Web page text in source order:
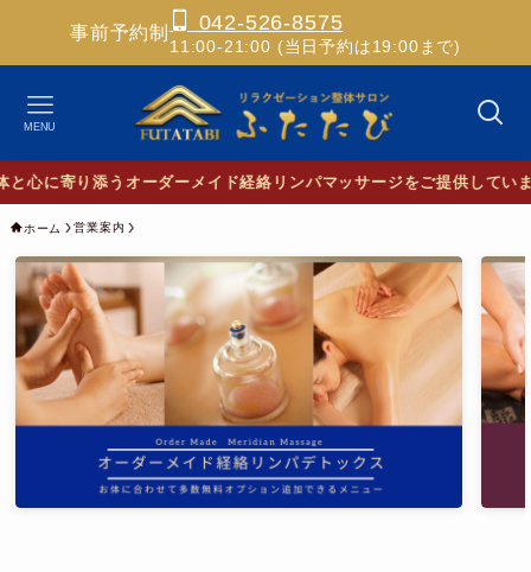
事前予約制 042-526-8575
11:00-21:00 (当日予約は19:00まで)
MENU
寄り添うオーダーメイド経絡リンパマッサージをご提供しています
ホーム 営業案内